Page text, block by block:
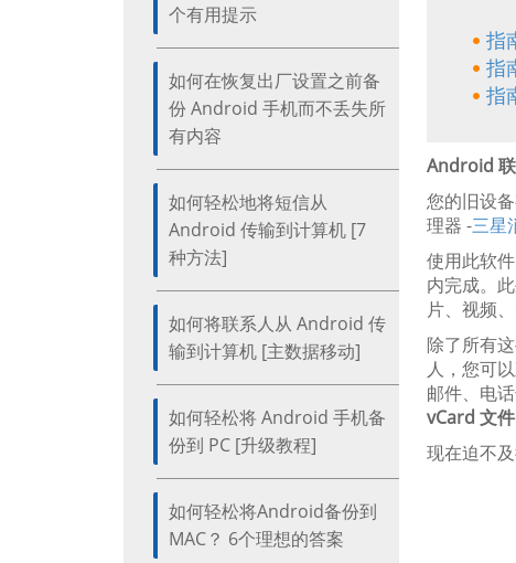
个有用提示
如何在恢复出厂设置之前备
份 Android 手机而不丢失所
有内容
如何轻松地将短信从
Android 传输到计算机 [7
种方法]
如何将联系人从 Android 传
输到计算机 [主数据移动]
如何轻松将 Android 手机备
份到 PC [升级教程]
如何轻松将Android备份到
MAC？ 6个理想的答案
指
指
指
Android
您的旧设
理器 -三星
使用此软
内完成。
片、视频
除了所有
人，您可
邮件、电
vCard 文
现在迫不